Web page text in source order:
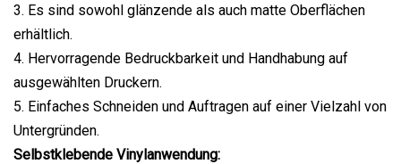
3. Es sind sowohl glänzende als auch matte Oberflächen
erhältlich.
4. Hervorragende Bedruckbarkeit und Handhabung auf
ausgewählten Druckern.
5. Einfaches Schneiden und Auftragen auf einer Vielzahl von
Untergründen.
Selbstklebende Vinylanwendung: